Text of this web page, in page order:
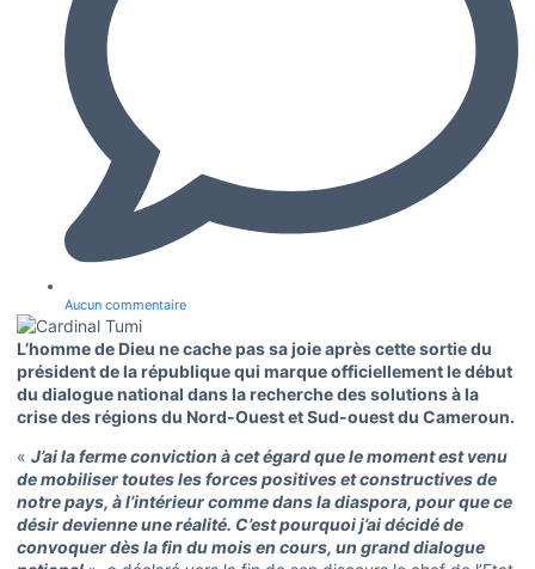
Aucun commentaire
L’homme de Dieu ne cache pas sa joie après cette sortie du
président de la république qui marque officiellement le début
du dialogue national dans la recherche des solutions à la
crise des régions du Nord-Ouest et Sud-ouest du Cameroun.
« J’ai la ferme conviction à cet égard que le moment est venu
de mobiliser toutes les forces positives et constructives de
notre pays, à l’intérieur comme dans la diaspora, pour que ce
désir devienne une réalité. C’est pourquoi j’ai décidé de
convoquer dès la fin du mois en cours, un grand dialogue